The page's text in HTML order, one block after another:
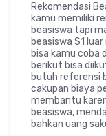
Rekomendasi
kamu memiliki
beasiswa tapi
beasiswa S1
bisa kamu coba
berikut bisa
butuh referensi
cakupan biaya
membantu
beasiswa,
bahkan uang